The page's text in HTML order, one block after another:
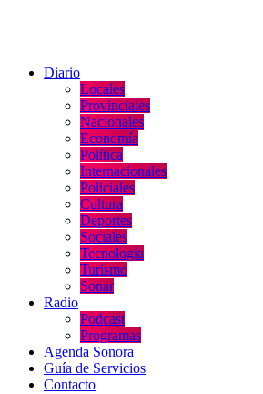
Diario
Locales
Provinciales
Nacionales
Economía
Política
Internacionales
Policiales
Cultura
Deportes
Sociales
Tecnología
Turismo
Sonar
Radio
Podcast
Programas
Agenda Sonora
Guía de Servicios
Contacto